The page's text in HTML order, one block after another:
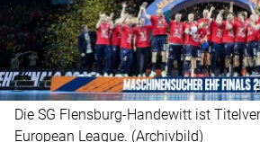
Die SG Flensburg-Handewitt ist
European League. (Archivbild)